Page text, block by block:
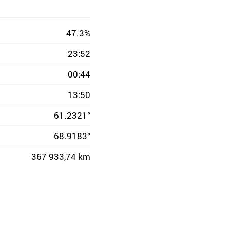
47.3%
23:52
00:44
13:50
61.2321°
68.9183°
367 933,74 km